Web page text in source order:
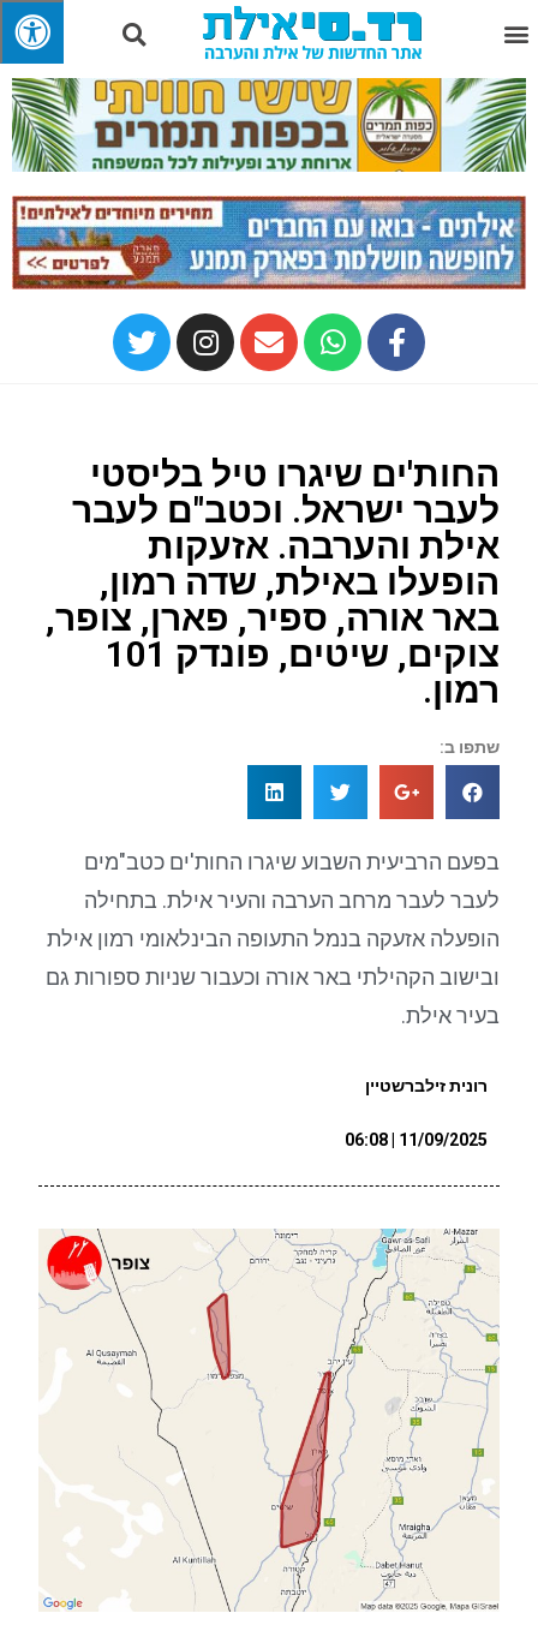
החות'ים שיגרו טיל בליסטי
לעבר ישראל. וכטב"ם לעבר
אילת והערבה. אזעקות
הופעלו באילת, שדה רמון,
באר אורה, ספיר, פארן, צופר,
צוקים, שיטים, פונדק 101
רמון.
שתפו ב:
בפעם הרביעית השבוע שיגרו החות'ים כטב"מים
לעבר לעבר מרחב הערבה והעיר אילת. בתחילה
הופעלה אזעקה בנמל התעופה הבינלאומי רמון אילת
ובישוב הקהילתי באר אורה וכעבור שניות ספורות גם
בעיר אילת.
רונית זילברשטיין
11/09/2025 | 06:08